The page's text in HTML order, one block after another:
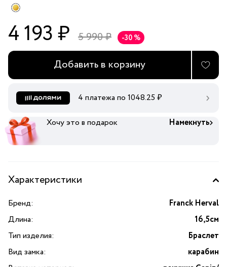
4 193 ₽ 5 990 ₽ -30 %
Добавить в корзину
4 платежа по 1048.25 ₽
Хочу это в подарок Намекнуть
Характеристики
Бренд:
Franck Herval
Длина:
16,5см
Тип изделия:
Браслет
Вид замка:
карабин